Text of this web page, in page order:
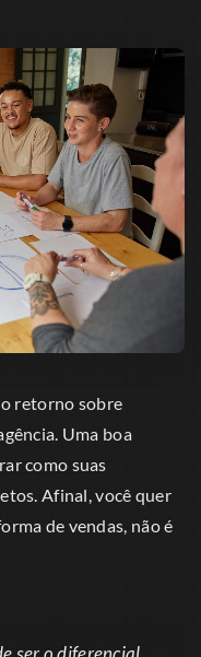
o retorno sobre
Uma boa
como suas
Afinal, você quer
de vendas, não é